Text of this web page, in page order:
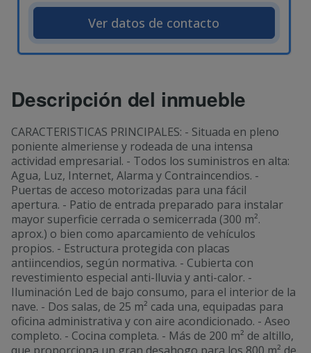
Ver datos de contacto
Descripción del inmueble
CARACTERISTICAS PRINCIPALES: - Situada en pleno
poniente almeriense y rodeada de una intensa
actividad empresarial. - Todos los suministros en alta:
Agua, Luz, Internet, Alarma y Contraincendios. -
Puertas de acceso motorizadas para una fácil
apertura. - Patio de entrada preparado para instalar
mayor superficie cerrada o semicerrada (300 m².
aprox.) o bien como aparcamiento de vehículos
propios. - Estructura protegida con placas
antiincendios, según normativa. - Cubierta con
revestimiento especial anti-lluvia y anti-calor. -
Iluminación Led de bajo consumo, para el interior de la
nave. - Dos salas, de 25 m² cada una, equipadas para
oficina administrativa y con aire acondicionado. - Aseo
completo. - Cocina completa. - Más de 200 m² de altillo,